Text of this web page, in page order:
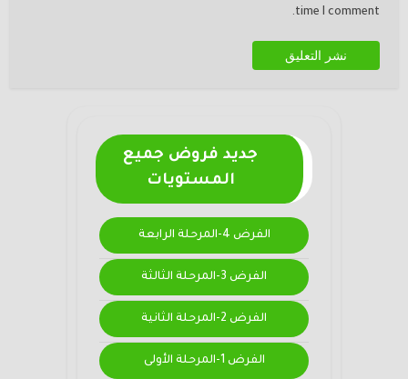
time I comment.
جديد فروض جميع
المستويات
الفرض 4-المرحلة الرابعة
الفرض 3-المرحلة الثالثة
الفرض 2-المرحلة الثانية
الفرض 1-المرحلة الأولى